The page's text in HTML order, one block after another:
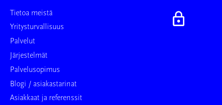
Tietoa meistä
Yritysturvallisuus
Palvelut
Järjestelmät
Palvelusopimus
Blogi / asiakastarinat
Asiakkaat ja referenssit